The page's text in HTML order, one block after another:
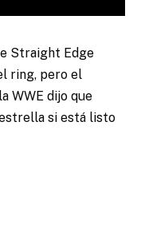
Straight Edge
ring, pero el
WWE dijo que
si está listo